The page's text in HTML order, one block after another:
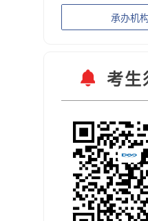
承办机
考生
扫码关注官
预约考试